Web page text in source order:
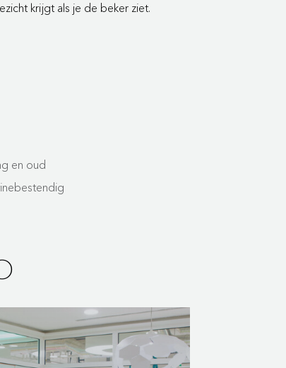
krijgt als je de beker ziet.
en oud